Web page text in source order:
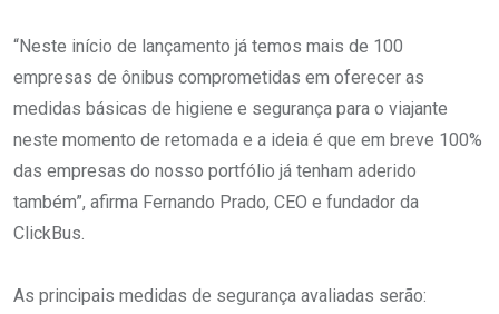
“Neste início de lançamento já temos mais de 100
empresas de ônibus comprometidas em oferecer as
medidas básicas de higiene e segurança para o viajante
neste momento de retomada e a ideia é que em breve 100%
das empresas do nosso portfólio já tenham aderido
também”, afirma Fernando Prado, CEO e fundador da
ClickBus.
As principais medidas de segurança avaliadas serão: